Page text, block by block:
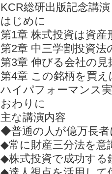
KCR総研出版記念
はじめに
第1章 株式投資は資
第2章 中三学割投資
第3章 伸びる会社の
第4章 この銘柄を買
ハイパフォーマンス
おわりに
主な講演内容
◆普通の人が億万長
◆常に財産三分法を意
◆株式投資で成功する